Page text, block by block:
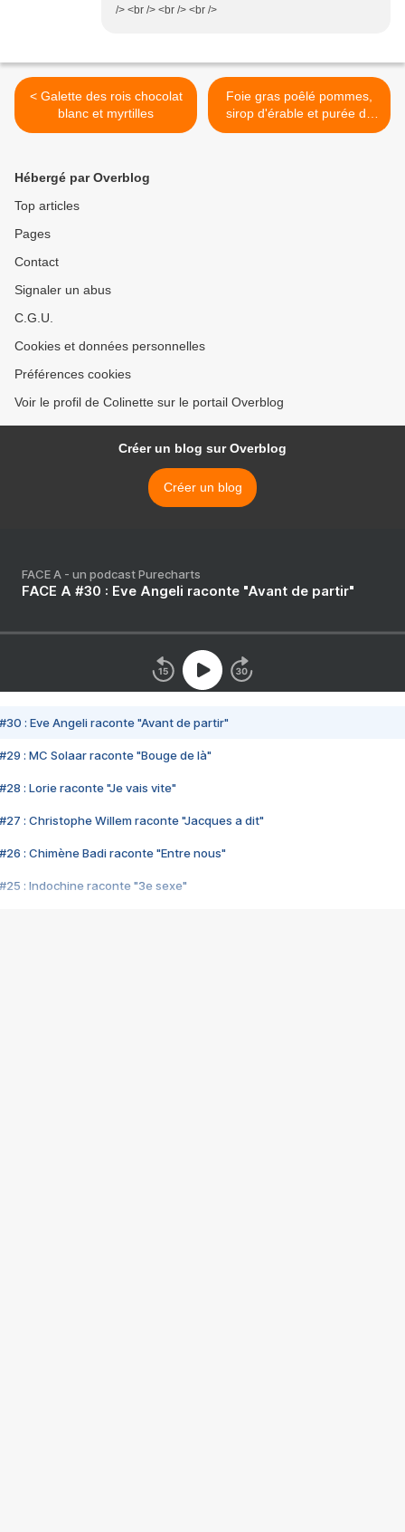
/> <br /> <br /> <br />
< Galette des rois chocolat
blanc et myrtilles
Foie gras poêlé pommes,
sirop d'érable et purée de
patates douces >
Hébergé par Overblog
Top articles
Pages
Contact
Signaler un abus
C.G.U.
Cookies et données personnelles
Préférences cookies
Voir le profil de Colinette sur le portail Overblog
Créer un blog sur Overblog
Créer un blog
FACE A - un podcast Purecharts
FACE A #30 : Eve Angeli raconte "Avant de partir"
#30 : Eve Angeli raconte "Avant de partir"
#29 : MC Solaar raconte "Bouge de là"
#28 : Lorie raconte "Je vais vite"
#27 : Christophe Willem raconte "Jacques a dit"
#26 : Chimène Badi raconte "Entre nous"
#25 : Indochine raconte "3e sexe"